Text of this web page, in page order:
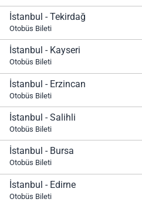
İstanbul - Tekirdağ
Otobüs Bileti
İstanbul - Kayseri
Otobüs Bileti
İstanbul - Erzincan
Otobüs Bileti
İstanbul - Salihli
Otobüs Bileti
İstanbul - Bursa
Otobüs Bileti
İstanbul - Edirne
Otobüs Bileti